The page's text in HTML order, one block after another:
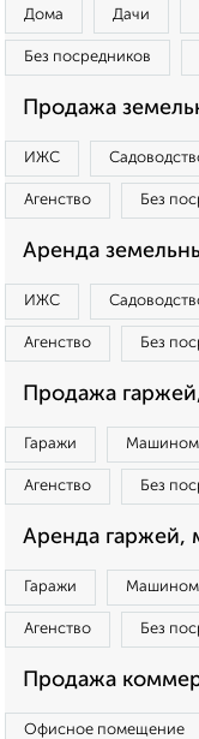
Дома Дачи
Без посредников
Продажа
ИЖС
Агенство Без
Аренда
ИЖС
Агенство Без
Продажа
Гаражи
Агенство Без
Аренда гаржей,
Гаражи
Агенство Без
Продажа
Офисное помещение